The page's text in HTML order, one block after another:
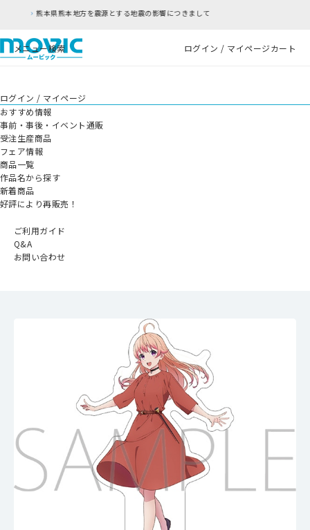
する地震の影響につきまして
メニュー検索 ログイン / マイページカート
ログイン / マイページ
おすすめ情報
事前・事後・イベント通販
受注生産商品
フェア情報
商品一覧
作品名から探す
新着商品
好評により再販売！
ご利用ガイド
Q&A
お問い合わせ